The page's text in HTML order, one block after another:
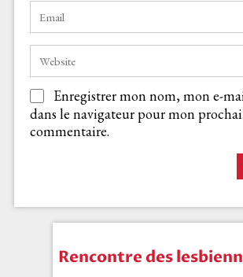
Enregistrer mon nom, mon e-
dans le navigateur pour mon
commentaire.
Rencontre des